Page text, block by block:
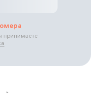
принимаете